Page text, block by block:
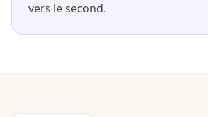
vers le second.